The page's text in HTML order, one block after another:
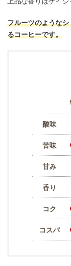
フルーツのような
るコーヒーです。
酸味
苦味
甘み
香り
コク
コスパ